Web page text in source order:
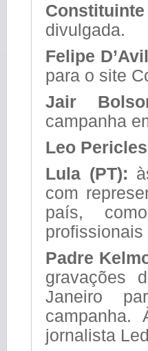
divulgada.
Felipe
para o site
Jair
campanha
Leo
Lula (PT):
com
país,
profissionais
Padre
gravações
Janeiro
campanha.
jornalista